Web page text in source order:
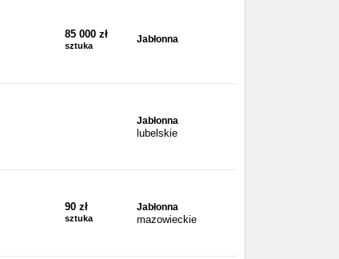
85 000 zł
sztuka
Jabłonna
Jabłonna
lubelskie
90 zł
sztuka
Jabłonna
mazowieckie